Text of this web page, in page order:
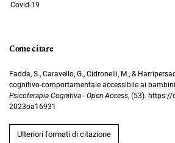
Covid-19
Come citare
Fadda, S., Caravello, G., Cidronelli, M., &
cognitivo-comportamentale accessibile ai
Psicoterapia Cognitiva - Open Access, (53).
2023oa16931
Ulteriori formati di citazione